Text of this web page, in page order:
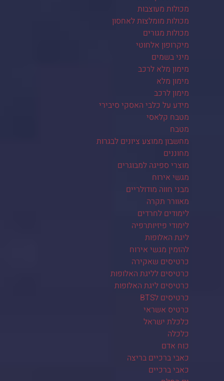
מכולות מעוצבות
מכולות מומלצות לאחסון
מכולות מגורים
מיקרופון אלחוטי
מיני בשמים
מימון מלא לרכב
מימון מלא
מימון לרכב
מידע על כלבי האסקי סיבירי
מטבח קלאסי
מטבח
מחשבון ממוצע ציונים לבגרות
מחוננים
מוצרי ספיגה למבוגרים
מגשי אירוח
מבני חווה מודולריים
מאוורר תקרה
לימודים לחרדים
לימודי פיזיותרפיה
ליגת האלופות
להזמין מגשי אירוח
כרטיסים שאקירה
כרטיסים לליגת האלופות
כרטיסים ליגת האלופות
כרטיסים לBTS
כרטיס אשראי
כלכלת ישראל
כלכלה
כוח אדם
כאבי ברכיים בריצה
כאבי ברכיים